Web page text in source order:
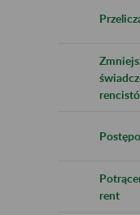
rent